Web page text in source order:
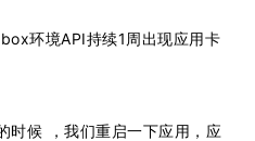
环境API持续1周出现应用卡
时候 ，我们重启一下应用，应